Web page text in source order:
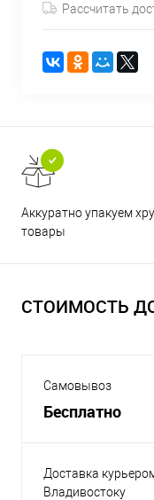
Рассчитать
Аккуратно упакуем
товары
СТОИМОСТЬ
Самовывоз
Бесплатно
Доставка
Владивостоку